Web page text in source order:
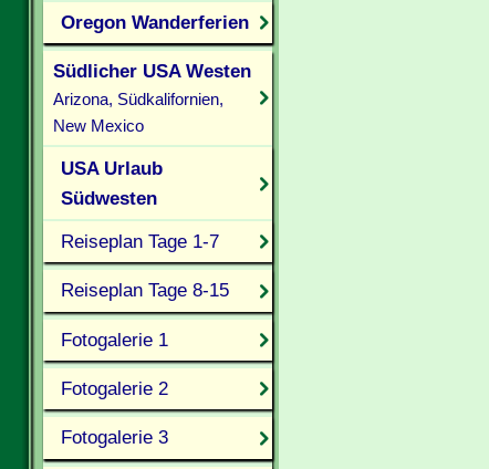
Oregon Wanderferien
Südlicher USA Westen
Arizona, Südkalifornien,
New Mexico
USA Urlaub
Südwesten
Reiseplan Tage 1-7
Reiseplan Tage 8-15
Fotogalerie 1
Fotogalerie 2
Fotogalerie 3